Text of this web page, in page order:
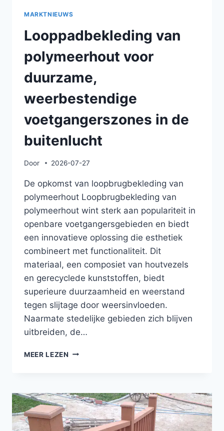
MARKTNIEUWS
Looppadbekleding van
polymeerhout voor
duurzame,
weerbestendige
voetgangerszones in de
buitenlucht
Door 2026-07-27
De opkomst van loopbrugbekleding van
polymeerhout Loopbrugbekleding van
polymeerhout wint sterk aan populariteit in
openbare voetgangersgebieden en biedt
een innovatieve oplossing die esthetiek
combineert met functionaliteit. Dit
materiaal, een composiet van houtvezels
en gerecyclede kunststoffen, biedt
superieure duurzaamheid en weerstand
tegen slijtage door weersinvloeden.
Naarmate stedelijke gebieden zich blijven
uitbreiden, de…
MEER LEZEN LOOPPADBEKLEDING
DUURZAME,
WEERBESTENDIGE
VOETGANGERSZONES
IN